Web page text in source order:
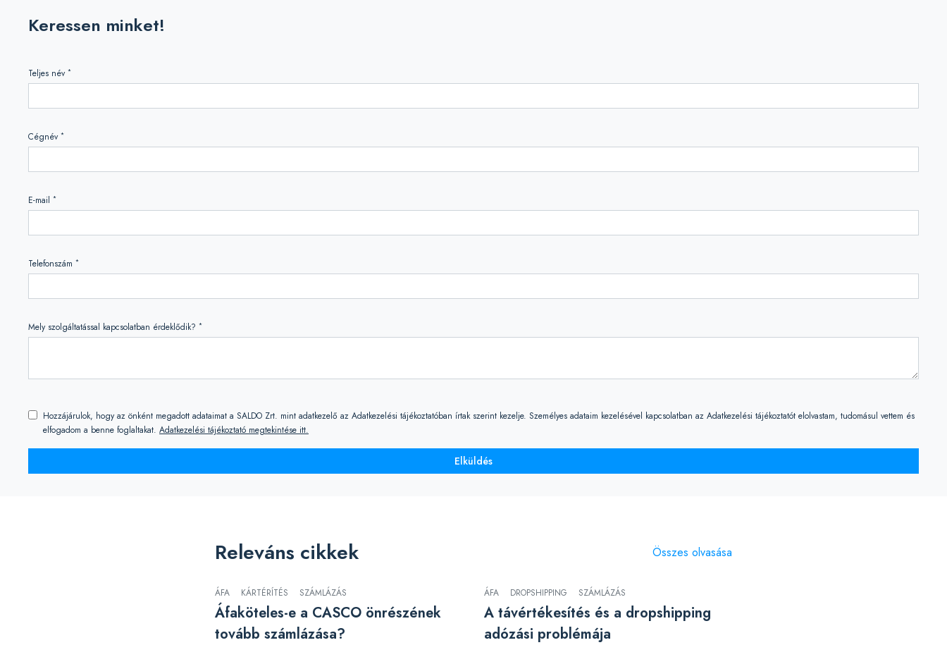
Keressen minket!
Teljes név *
Cégnév *
E-mail *
Telefonszám *
Mely szolgáltatással kapcsolatban érdeklődik? *
Hozzájárulok, hogy az önként megadott adataimat a SALDO Zrt. mint adatkezelő az Adatkezelési tájékoztatóban írtak szerint kezelje. Személyes adataim kezelésével kapcsolatban az Adatkezelési tájékoztatót elolvastam, tudomásul vettem és
elfogadom a benne foglaltakat. Adatkezelési tájékoztató megtekintése itt.
Elküldés
Releváns cikkek Összes olvasása
ÁFA KÁRTÉRÍTÉS SZÁMLÁZÁS
Áfaköteles-e a CASCO önrészének
tovább számlázása?
ÁFA DROPSHIPPING SZÁMLÁZÁS
A távértékesítés és a dropshipping
adózási problémája